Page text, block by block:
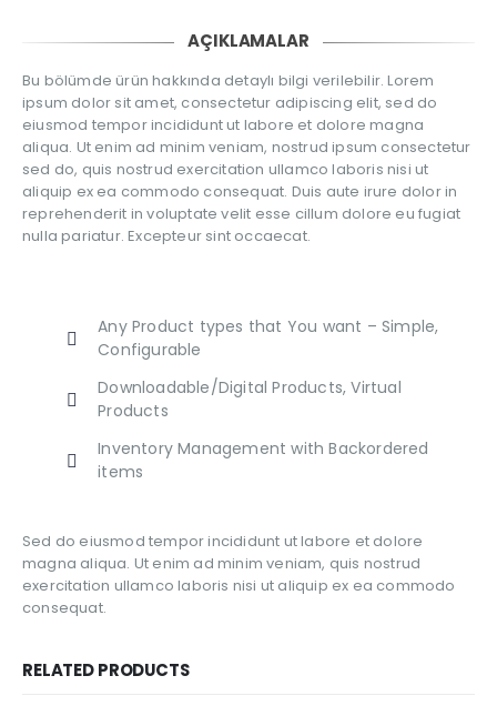
AÇIKLAMALAR
Bu bölümde ürün hakkında detaylı bilgi verilebilir. Lorem
ipsum dolor sit amet, consectetur adipiscing elit, sed do
eiusmod tempor incididunt ut labore et dolore magna
aliqua. Ut enim ad minim veniam, nostrud ipsum consectetur
sed do, quis nostrud exercitation ullamco laboris nisi ut
aliquip ex ea commodo consequat. Duis aute irure dolor in
reprehenderit in voluptate velit esse cillum dolore eu fugiat
nulla pariatur. Excepteur sint occaecat.
Any Product types that You want – Simple,
Configurable
Downloadable/Digital Products, Virtual
Products
Inventory Management with Backordered
items
Sed do eiusmod tempor incididunt ut labore et dolore
magna aliqua. Ut enim ad minim veniam, quis nostrud
exercitation ullamco laboris nisi ut aliquip ex ea commodo
consequat.
RELATED PRODUCTS